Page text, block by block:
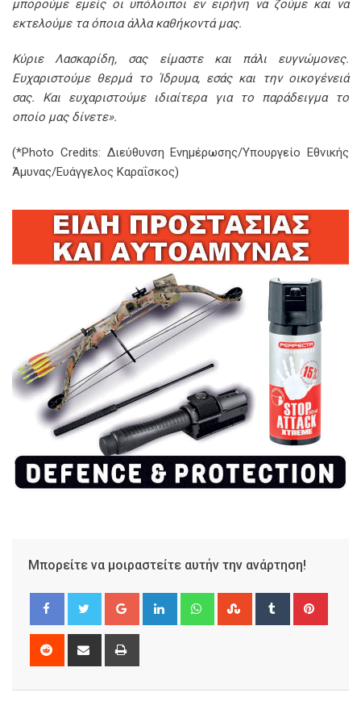
μπορούμε εμείς οι υπόλοιποι εν ειρήνη να ζούμε και να
εκτελούμε τα όποια άλλα καθήκοντά μας.
Κύριε Λασκαρίδη, σας είμαστε και πάλι ευγνώμονες.
Ευχαριστούμε θερμά το Ίδρυμα, εσάς και την οικογένειά
σας. Και ευχαριστούμε ιδιαίτερα για το παράδειγμα το
οποίο μας δίνετε».
(*Photο Credits: Διεύθυνση Ενημέρωσης/Υπουργείο Εθνικής
Άμυνας/Ευάγγελος Καραΐσκος)
Μπορείτε να μοιραστείτε αυτήν την ανάρτηση!
Google+ LinkedIn WhatsappStumbleUpon
Tumblr
Reddit
Share